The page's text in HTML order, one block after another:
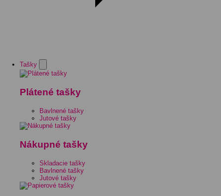
Tašky
Plátené tašky
Bavlnené tašky
Jutové tašky
Nákupné tašky
Skladacie tašky
Bavlnené tašky
Jutové tašky